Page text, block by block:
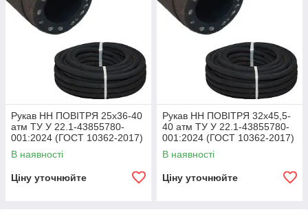
Рукав НН ПОВІТРЯ 25х36-40
атм ТУ У 22.1-43855780-
001:2024 (ГОСТ 10362-2017)
В наявності
Ціну уточнюйте
Рукав НН ПОВІТРЯ 32х45,5-
40 атм ТУ У 22.1-43855780-
001:2024 (ГОСТ 10362-2017)
В наявності
Ціну уточнюйте